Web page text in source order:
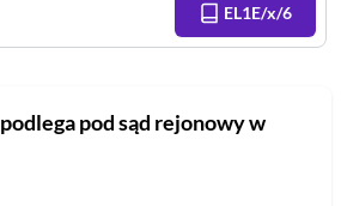
EL1E/x/6
podlega pod sąd rejonowyw